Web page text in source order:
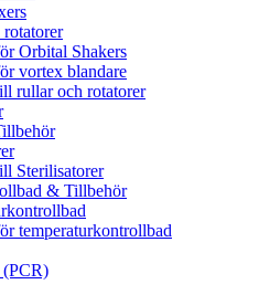
Orbital Shakers
vortex blandare
rullar och rotatorer
Sterilisatorer
& Tillbehör
temperaturkontrollbad
(PCR)